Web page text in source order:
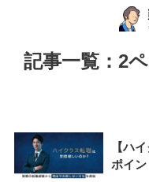
記事一覧：2
【ハ
ポイ